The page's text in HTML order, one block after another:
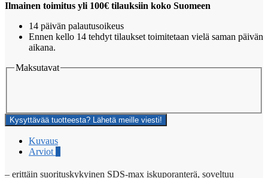
Ilmainen toimitus yli 100€ tilauksiin koko Suomeen
14 päivän palautusoikeus
Ennen kello 14 tehdyt tilaukset toimitetaan vielä saman päivän
aikana.
Maksutavat
Kysyttävää tuotteesta? Lähetä meille viesti!
Kuvaus
Arviot 0
– erittäin suorituskykyinen SDS-max iskuporanterä, soveltuu